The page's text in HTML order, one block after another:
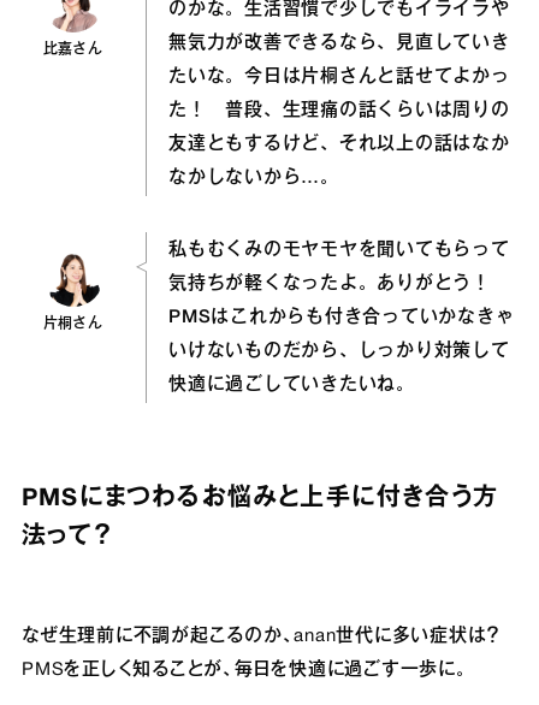
比嘉さん
のかな。生活習慣で少しでもイライラや
無気力が改善できるなら、見直していき
たいな。今日は片桐さんと話せてよかっ
た！ 普段、生理痛の話くらいは周りの
友達ともするけど、それ以上の話はなか
なかしないから…。
片桐さん
私もむくみのモヤモヤを聞いてもらって
気持ちが軽くなったよ。ありがとう！
PMSはこれからも付き合っていかなきゃ
いけないものだから、しっかり対策して
快適に過ごしていきたいね。
PMSにまつわるお悩みと上手に付き合う方
法って？
なぜ生理前に不調が起こるのか、anan世代に多い症状は？
PMSを正しく知ることが、毎日を快適に過ごす一歩に。